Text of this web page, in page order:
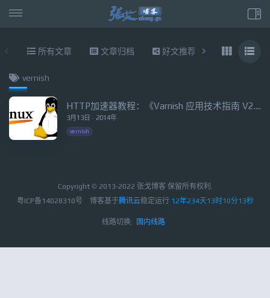
所有文章 文章归档 好文推荐 东拉西扯
vernish
3月13日 · 2014年
HTTP加速器教程：《Varnish 应用技术指南 V2.1》
vernish
Copyright © 2013-2022 张戈博客 保留所有权利.
粤ICP备14028310号
博客基于腾讯云稳定运行 12年234天13时10分13秒
线路切换: 国内线路